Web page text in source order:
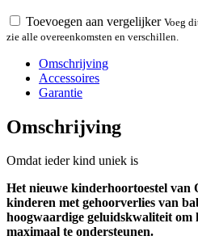
Toevoegen aan vergelijker Voeg
zie alle overeenkomsten en verschillen.
Omschrijving
Accessoires
Garantie
Omschrijving
Omdat ieder kind uniek is
Het nieuwe kinderhoortoestel van
kinderen met gehoorverlies van
hoogwaardige geluidskwaliteit om
maximaal te ondersteunen.